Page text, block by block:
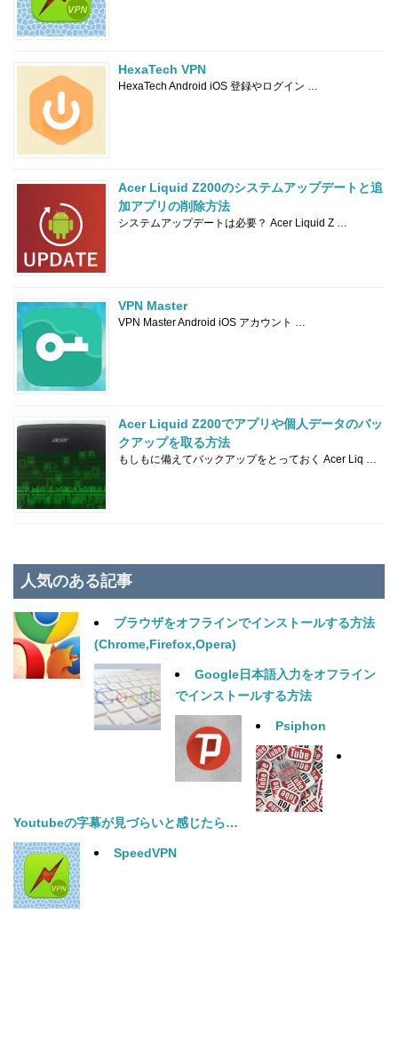
HexaTech VPN
HexaTech Android iOS 登録やログイン …
Acer Liquid Z200のシステムアップデートと追
加アプリの削除方法
システムアップデートは必要？ Acer Liquid Z …
VPN Master
VPN Master Android iOS アカウント …
Acer Liquid Z200でアプリや個人データのバッ
クアップを取る方法
もしもに備えてバックアップをとっておく Acer Liq …
人気のある記事
ブラウザをオフラインでインストールする方法
(Chrome,Firefox,Opera)
Google日本語入力をオフライン
でインストールする方法
Psiphon
Youtubeの字幕が見づらいと感じたら…
SpeedVPN